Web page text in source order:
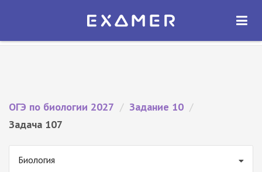
Экзамер — ЕГЭ 2027
ОТКРЫТЬ
ОГЭ по биологии 2027 / Задание 10 /
Задача 107
Биология